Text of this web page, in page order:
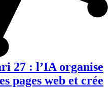
27 : l’IA organise
pages web et crée